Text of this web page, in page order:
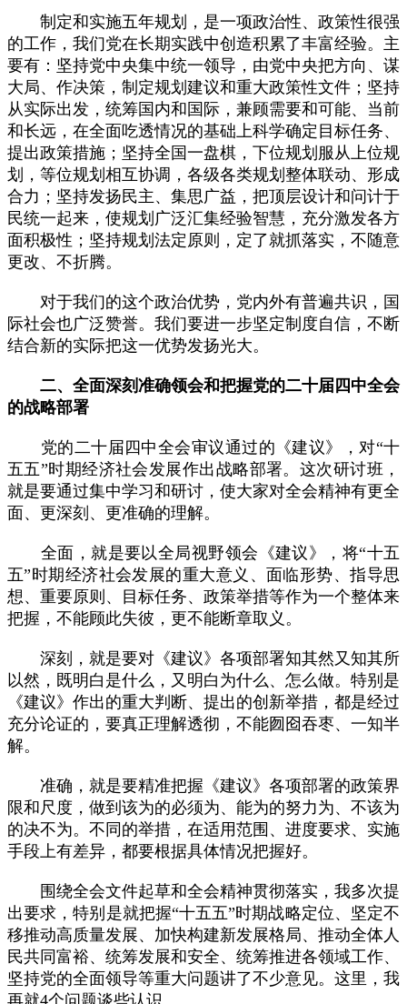
制定和实施五年规划，是一项政治性、政策性很强
的工作，我们党在长期实践中创造积累了丰富经验。主
要有：坚持党中央集中统一领导，由党中央把方向、谋
大局、作决策，制定规划建议和重大政策性文件；坚持
从实际出发，统筹国内和国际，兼顾需要和可能、当前
和长远，在全面吃透情况的基础上科学确定目标任务、
提出政策措施；坚持全国一盘棋，下位规划服从上位规
划，等位规划相互协调，各级各类规划整体联动、形成
合力；坚持发扬民主、集思广益，把顶层设计和问计于
民统一起来，使规划广泛汇集经验智慧，充分激发各方
面积极性；坚持规划法定原则，定了就抓落实，不随意
更改、不折腾。
对于我们的这个政治优势，党内外有普遍共识，国
际社会也广泛赞誉。我们要进一步坚定制度自信，不断
结合新的实际把这一优势发扬光大。
二、全面深刻准确领会和把握党的二十届四中全会
的战略部署
党的二十届四中全会审议通过的《建议》，对“十
五五”时期经济社会发展作出战略部署。这次研讨班，
就是要通过集中学习和研讨，使大家对全会精神有更全
面、更深刻、更准确的理解。
全面，就是要以全局视野领会《建议》，将“十五
五”时期经济社会发展的重大意义、面临形势、指导思
想、重要原则、目标任务、政策举措等作为一个整体来
把握，不能顾此失彼，更不能断章取义。
深刻，就是要对《建议》各项部署知其然又知其所
以然，既明白是什么，又明白为什么、怎么做。特别是
《建议》作出的重大判断、提出的创新举措，都是经过
充分论证的，要真正理解透彻，不能囫囵吞枣、一知半
解。
准确，就是要精准把握《建议》各项部署的政策界
限和尺度，做到该为的必须为、能为的努力为、不该为
的决不为。不同的举措，在适用范围、进度要求、实施
手段上有差异，都要根据具体情况把握好。
围绕全会文件起草和全会精神贯彻落实，我多次提
出要求，特别是就把握“十五五”时期战略定位、坚定不
移推动高质量发展、加快构建新发展格局、推动全体人
民共同富裕、统筹发展和安全、统筹推进各领域工作、
坚持党的全面领导等重大问题讲了不少意见。这里，我
再就4个问题谈些认识。